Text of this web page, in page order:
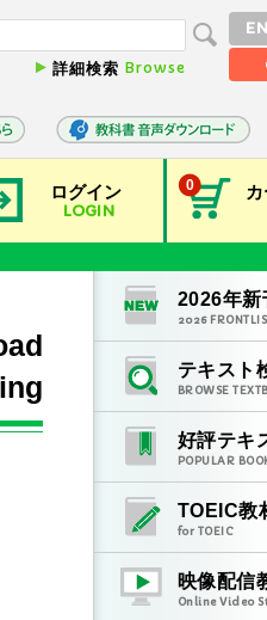
詳細検索 Browse
ログイン
LOGIN
0
2026年新
2026
テキスト
BROWSE
好評テキ
POPULAR
TOEIC教
for TOEIC
映像配信
Online Video